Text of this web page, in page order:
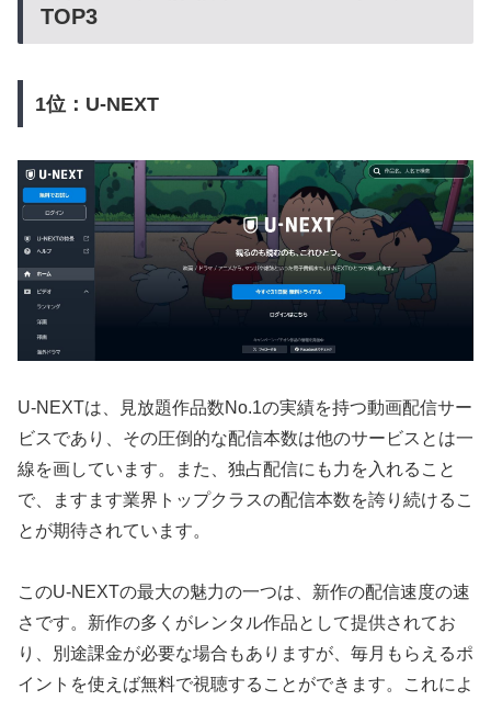
TOP3
1位：U-NEXT
U-NEXTは、見放題作品数No.1の実績を持つ動画配信サー
ビスであり、その圧倒的な配信本数は他のサービスとは一
線を画しています。また、独占配信にも力を入れること
で、ますます業界トップクラスの配信本数を誇り続けるこ
とが期待されています。
このU-NEXTの最大の魅力の一つは、新作の配信速度の速
さです。新作の多くがレンタル作品として提供されてお
り、別途課金が必要な場合もありますが、毎月もらえるポ
イントを使えば無料で視聴することができます。これによ